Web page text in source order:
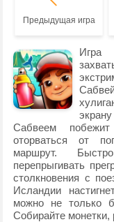
Предыдущая игра
Сабвеем
оторваться от
маршрут.
перепрыгивать
столкновения с
Исландии
можно не только
Собирайте